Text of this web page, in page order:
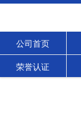
公司首页
荣誉认证